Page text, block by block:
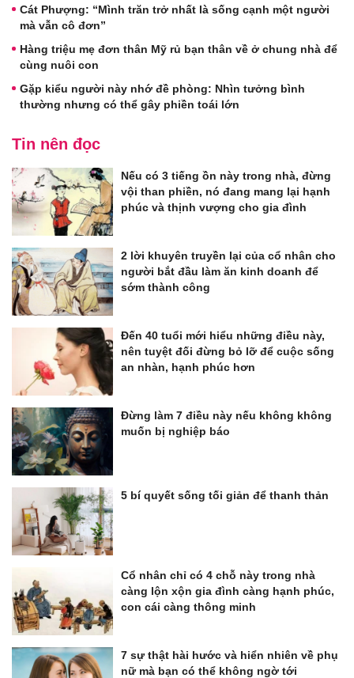
Cát Phượng: “Mình trăn trở nhất là sống cạnh một người
mà vẫn cô đơn”
Hàng triệu mẹ đơn thân Mỹ rủ bạn thân về ở chung nhà để
cùng nuôi con
Gặp kiểu người này nhớ đề phòng: Nhìn tưởng bình
thường nhưng có thể gây phiền toái lớn
Tin nên đọc
Nếu có 3 tiếng ồn này trong nhà, đừng
vội than phiền, nó đang mang lại hạnh
phúc và thịnh vượng cho gia đình
2 lời khuyên truyền lại của cổ nhân cho
người bắt đầu làm ăn kinh doanh để
sớm thành công
Đến 40 tuổi mới hiểu những điều này,
nên tuyệt đối đừng bỏ lỡ để cuộc sống
an nhàn, hạnh phúc hơn
Đừng làm 7 điều này nếu không không
muốn bị nghiệp báo
5 bí quyết sống tối giản để thanh thản
Cổ nhân chỉ có 4 chỗ này trong nhà
càng lộn xộn gia đình càng hạnh phúc,
con cái càng thông minh
7 sự thật hài hước và hiển nhiên về phụ
nữ mà bạn có thể không ngờ tới